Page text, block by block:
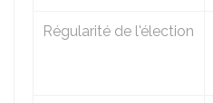
Régularité de l'élection